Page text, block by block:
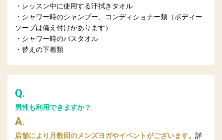
・レッスン中に使用する汗拭きタオル
・シャワー時のシャンプー、コンディショナー類（ボディー
ソープは備え付けがあります）
・シャワー時のバスタオル
・替えの下着類
Q.
男性も利用できますか？
A.
店舗により月数回のメンズヨガやイベントがございます。 詳